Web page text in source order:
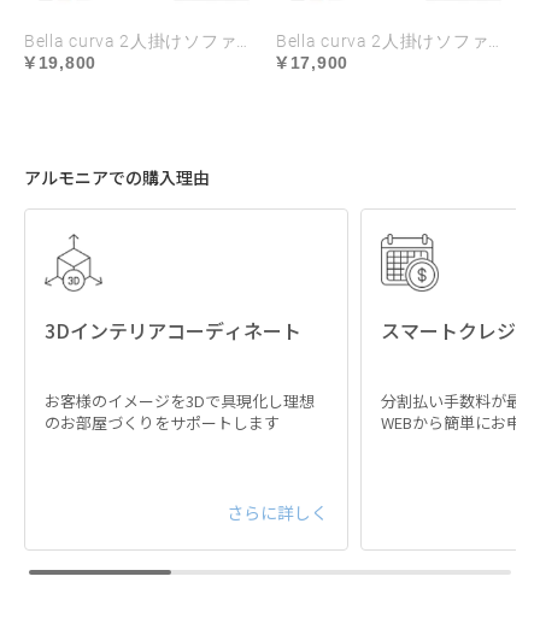
Bella curva 2人掛けソファ専用 ソファカバー EPUレザー ラージサイズ
19,800
Bella curva 2人掛けソファ専用 ソファカバー EPUレザー レギュラーサイズ
17,900
アルモニアでの購入理由
3Dインテリアコーディネート
お客様のイメージを3Dで具現化し理想
のお部屋づくりをサポートします
さらに詳しく
スマートクレジ
分割払い手数料が最
WEBから簡単にお申